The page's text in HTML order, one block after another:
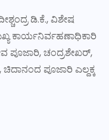
ಡಿ.ಕೆ., ವಿಶೇಷ
ಕಾರ್ಯನಿರ್ವಹಣಾಧಿಕಾರಿ
ಪೂಜಾರಿ, ಚಂದ್ರಶೇಖರ್,
ಪೂಜಾರಿ ಎಲ್ದಕ್ಕ